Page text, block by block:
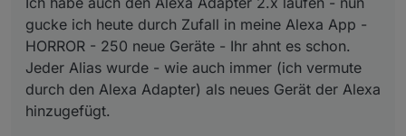
gucke ich heute durch Zufall in meine Alexa App -
HORROR - 250 neue Geräte - Ihr ahnt es schon.
Jeder Alias wurde - wie auch immer (ich vermute
durch den Alexa Adapter) als neues Gerät der Alexa
hinzugefügt.